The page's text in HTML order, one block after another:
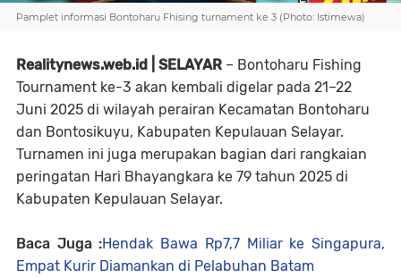
Pamplet informasi Bontoharu Fhising turnament ke 3 (Photo: Istimewa)
Realitynews.web.id | SELAYAR – Bontoharu Fishing
Tournament ke-3 akan kembali digelar pada 21–22
Juni 2025 di wilayah perairan Kecamatan Bontoharu
dan Bontosikuyu, Kabupaten Kepulauan Selayar.
Turnamen ini juga merupakan bagian dari rangkaian
peringatan Hari Bhayangkara ke 79 tahun 2025 di
Kabupaten Kepulauan Selayar.
Baca Juga :Hendak Bawa Rp7,7 Miliar ke Singapura,
Empat Kurir Diamankan di Pelabuhan Batam